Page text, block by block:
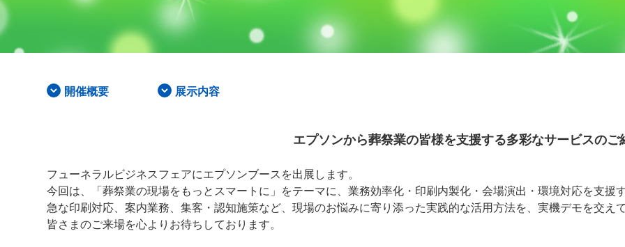
開催概要 展示内容
エプソンから葬祭業の皆様を支援する多彩なサービスのご
フューネラルビジネスフェアにエプソンブースを出展します。
今回は、「葬祭業の現場をもっとスマートに」をテーマに、業務効率化・印刷内製化・会場演出・環境対応を支援
急な印刷対応、案内業務、集客・認知施策など、現場のお悩みに寄り添った実践的な活用方法を、実機デモを交え
皆さまのご来場を心よりお待ちしております。